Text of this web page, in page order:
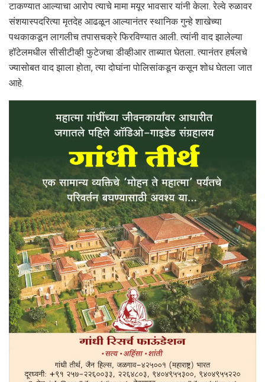
टाकण्यात आल्याचा आरोप त्याचे मामा मयूर भावसार यांनी केला. रेल्वे रुळावर
संशयास्पदरित्या मृतदेह आढळून आल्यानंतर स्थानिक गुन्हे शाखेच्या
पथकाकडून लागलीच तपासचक्रे फिरविण्यात आली. त्यांनी वाद झालेल्या
हॉटेलमधील सीसीटीव्ही फुटेजचा डीव्हीआर ताब्यात घेतला. त्यानंतर हर्षलचे
ज्यासोबत वाद झाला होता, त्या दोघांना पोलिसांकडून कसून शोध घेतला जात
आहे.